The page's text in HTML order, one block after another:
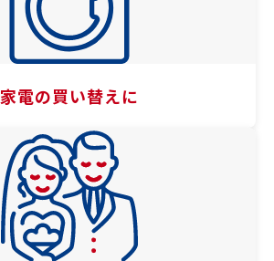
家電の買い替えに